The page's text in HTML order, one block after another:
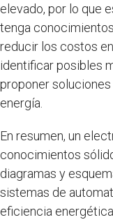
elevado, por lo que
tenga
reducir los costos
identificar posibles
proponer
energía.
En resumen, un
conocimientos
diagramas y
sistemas de
eficiencia